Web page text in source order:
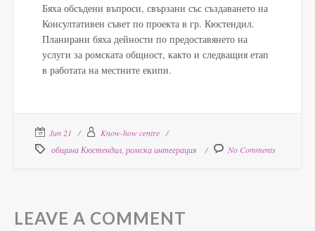
Бяха обсъдени въпроси, свързани със създаването на
Консултативен съвет по проекта в гр. Кюстендил.
Планирани бяха дейности по предоставянето на
услуги за ромската общност, както и следващия етап
в работата на местните екипи.
Jun 21
Know-how centre
община Кюстендил ромска интеграция No Comments
LEAVE A COMMENT